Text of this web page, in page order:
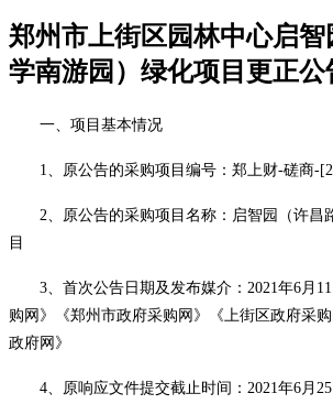
郑州市上街区园林中心启
学南游园）绿化项目更正公
一、项目基本情况
1、原公告的采购项目编号：郑上财-磋商-
2、原公告的采购项目名称：启智园（许昌
目
3、首次公告日期及发布媒介：2021年6月
购网》《郑州市政府采购网》《上街区政府采
政府网》
4、原响应文件提交截止时间：2021年6月